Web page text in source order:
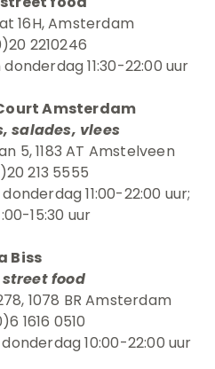
16H, Amsterdam
2210246
11:30-22:00 uur
Amsterdam
salades, vlees
5, 1183 AT Amstelveen
213 5555
11:00-22:00 uur;
15:30 uur
Biss
food
1078 BR Amsterdam
1616 0510
10:00-22:00 uur